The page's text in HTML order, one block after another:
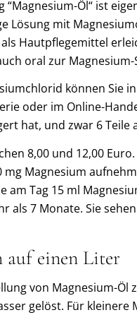
“Magnesium-Öl“ ist
Lösung mit
Hautpflegemittel
oral zur
können Sie
oder im Online-
hat, und zwar 6 Teile
8,00 und 12,00
mg Magnesium
am Tag 15 ml
als 7 Monate. Sie
auf einen Liter
von Magnesium-
gelöst. Für kleinere